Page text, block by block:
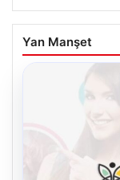
Yan Manşet